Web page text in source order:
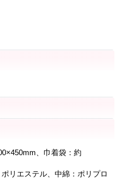
、巾着袋：約
リエステル、中綿：ポリプロ